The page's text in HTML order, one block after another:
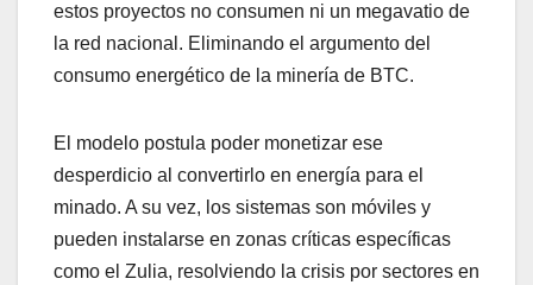
estos proyectos no consumen ni un megavatio de
la red nacional. Eliminando el argumento del
consumo energético de la minería de BTC.
El modelo postula poder monetizar ese
desperdicio al convertirlo en energía para el
minado. A su vez, los sistemas son móviles y
pueden instalarse en zonas críticas específicas
como el Zulia, resolviendo la crisis por sectores en